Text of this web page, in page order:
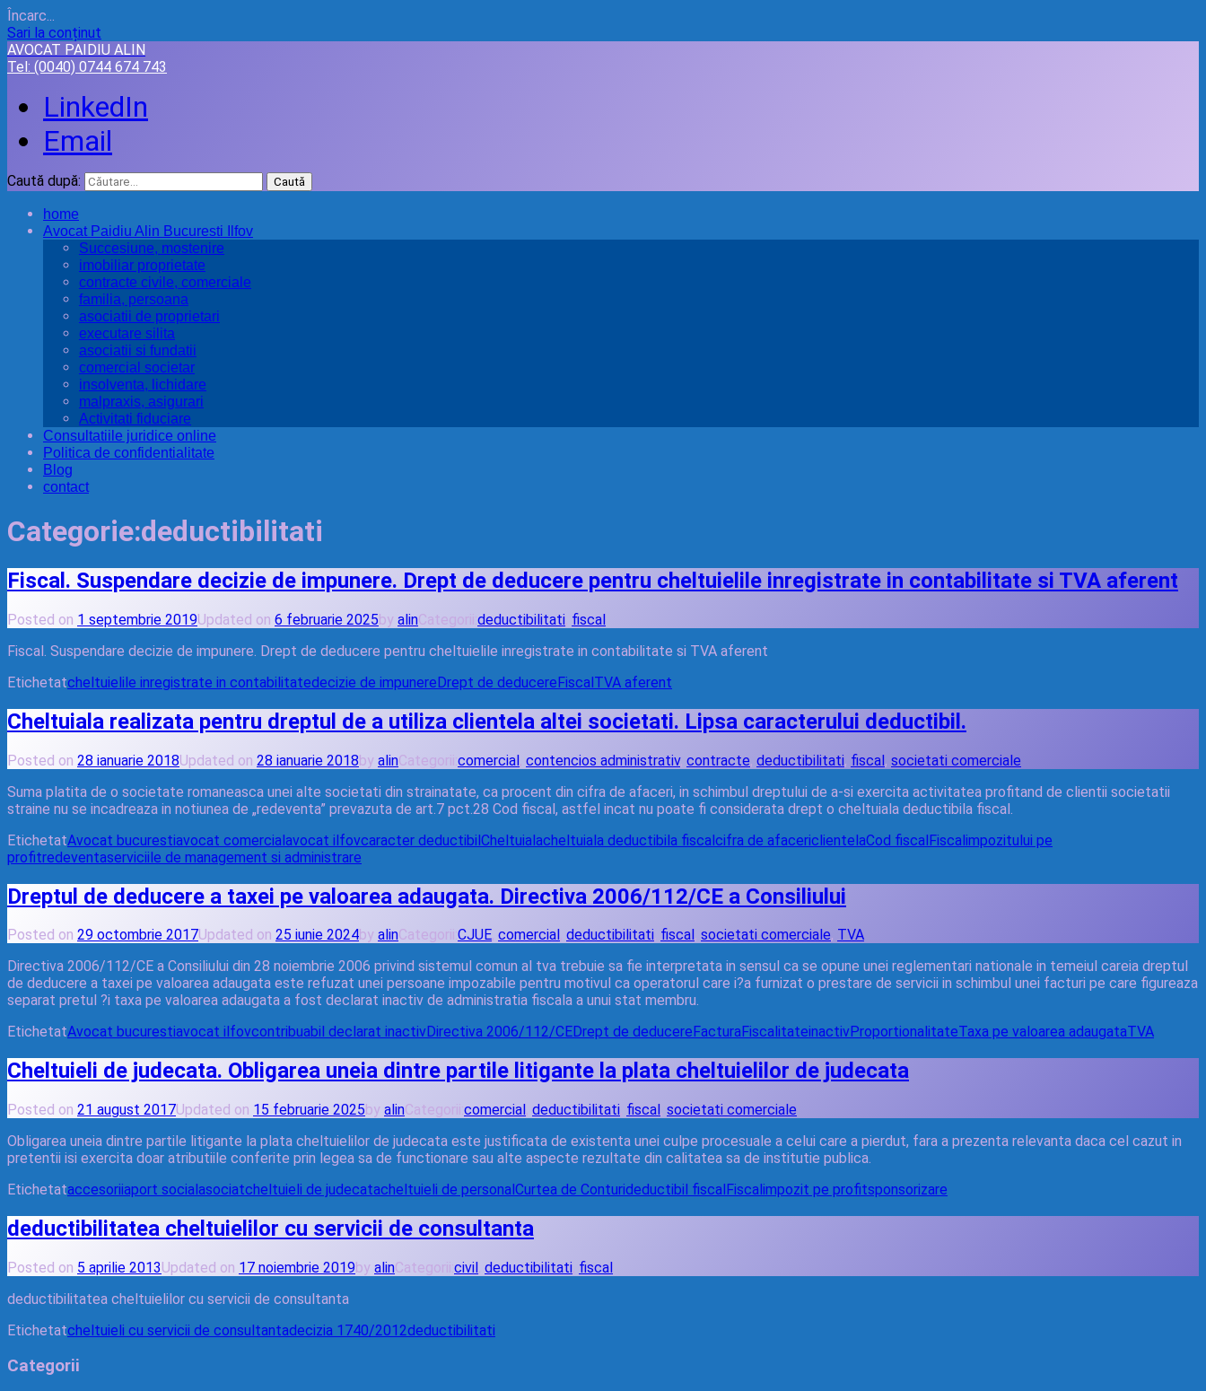
Încarc...
Sari la conținut
AVOCAT PAIDIU ALIN
Tel: (0040) 0744 674 743
LinkedIn
Email
Caută după:
home
Avocat Paidiu Alin Bucuresti Ilfov
Succesiune, mostenire
imobiliar proprietate
contracte civile, comerciale
familia, persoana
asociatii de proprietari
executare silita
asociatii si fundatii
comercial societar
insolventa, lichidare
malpraxis, asigurari
Activitati fiduciare
Consultatiile juridice online
Politica de confidentialitate
Blog
contact
Categorie:deductibilitati
Fiscal. Suspendare decizie de impunere. Drept de deducere pentru cheltuielile inregistrate in contabilitate si TVA aferent
Posted on 1 septembrie 2019Updated on 6 februarie 2025by alinCategorii:deductibilitati fiscal
Fiscal. Suspendare decizie de impunere. Drept de deducere pentru cheltuielile inregistrate in contabilitate si TVA aferent
Etichetatcheltuielile inregistrate in contabilitatedecizie de impunereDrept de deducereFiscalTVA aferent
Cheltuiala realizata pentru dreptul de a utiliza clientela altei societati. Lipsa caracterului deductibil.
Posted on 28 ianuarie 2018Updated on 28 ianuarie 2018by alinCategorii:comercial contencios administrativ, contracte, deductibilitati, fiscal, societati comerciale
Suma platita de o societate romaneasca unei alte societati din strainatate, ca procent din cifra de afaceri, in schimbul dreptului de a-si exercita activitatea profitand de clientii societatii
straine nu se incadreaza in notiunea de „redeventa” prevazuta de art.7 pct.28 Cod fiscal, astfel incat nu poate fi considerata drept o cheltuiala deductibila fiscal.
EtichetatAvocat bucurestiavocat comercialavocat ilfovcaracter deductibilCheltuialacheltuiala deductibila fiscalcifra de afacericlientelaCod fiscalFiscalimpozitului pe
profitredeventaserviciile de management si administrare
Dreptul de deducere a taxei pe valoarea adaugata. Directiva 2006/112/CE a Consiliului
Posted on 29 octombrie 2017Updated on 25 iunie 2024by alinCategorii:CJUE, comercial deductibilitati fiscal , societati comerciale, TVA
Directiva 2006/112/CE a Consiliului din 28 noiembrie 2006 privind sistemul comun al tva trebuie sa fie interpretata in sensul ca se opune unei reglementari nationale in temeiul careia dreptul
de deducere a taxei pe valoarea adaugata este refuzat unei persoane impozabile pentru motivul ca operatorul care i?a furnizat o prestare de servicii in schimbul unei facturi pe care figureaza
separat pretul ?i taxa pe valoarea adaugata a fost declarat inactiv de administratia fiscala a unui stat membru.
EtichetatAvocat bucurestiavocat ilfovcontribuabil declarat inactivDirectiva 2006/112/CEDrept de deducere FacturaFiscalitateinactivProportionalitateTaxa pe valoarea adaugataTVA
Cheltuieli de judecata. Obligarea uneia dintre partile litigante la plata cheltuielilor de judecata
Posted on 21 august 2017Updated on 15 februarie 2025by alinCategorii:comercial deductibilitati fiscal societati comerciale
Obligarea uneia dintre partile litigante la plata cheltuielilor de judecata este justificata de existenta unei culpe procesuale a celui care a pierdut, fara a prezenta relevanta daca cel cazut in
pretentii isi exercita doar atributiile conferite prin legea sa de functionare sau alte aspecte rezultate din calitatea sa de institutie publica.
Etichetataccesoriiaport social asociatcheltuieli de judecatacheltuieli de personal Curtea de Conturideductibil fiscal Fiscal impozit pe profitsponsorizare
deductibilitatea cheltuielilor cu servicii de consultanta
Posted on 5 aprilie 2013Updated on 17 noiembrie 2019by alinCategorii:civil, deductibilitati fiscal
deductibilitatea cheltuielilor cu servicii de consultanta
Etichetatcheltuieli cu servicii de consultantadecizia 1740/2012deductibilitati
Categorii